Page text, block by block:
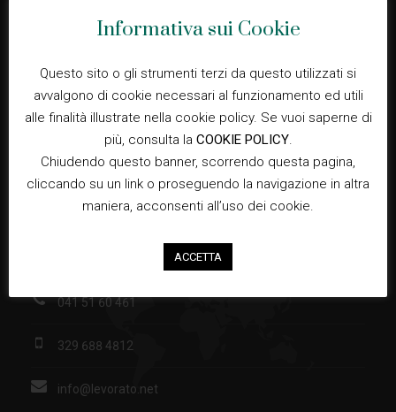
Privacy
Cookie Policy
Privacy Policy
Contatti
via Cimabue, 1 30032 Fiesso d'Artico
041 51 60 461
329 688 4812
info@levorato.net
Informativa sui Cookie
Questo sito o gli strumenti terzi da questo utilizzati si
avvalgono di cookie necessari al funzionamento ed utili
alle finalità illustrate nella cookie policy. Se vuoi saperne di
più, consulta la COOKIE POLICY.
Chiudendo questo banner, scorrendo questa pagina,
cliccando su un link o proseguendo la navigazione in altra
maniera, acconsenti all’uso dei cookie.
ACCETTA